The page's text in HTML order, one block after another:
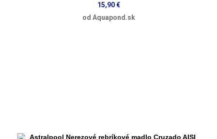
15,90 €
od Aquapond.sk